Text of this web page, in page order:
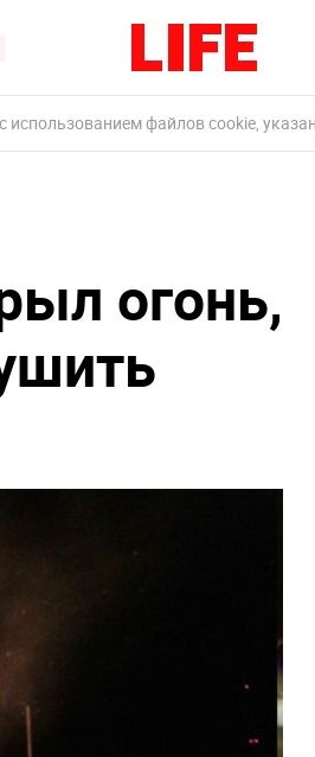
использованием файлов cookie,
огонь,